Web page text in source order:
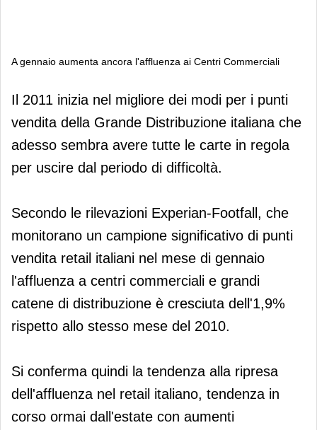
A gennaio aumenta ancora l'affluenza ai Centri Commerciali
A gennaio aumenta ancora l'affluenza
ai Centri Commerciali
Il 2011 inizia nel migliore dei modi per i punti
vendita della Grande Distribuzione italiana che
adesso sembra avere tutte le carte in regola
per uscire dal periodo di difficoltà.
Secondo le rilevazioni Experian-Footfall, che
monitorano un campione significativo di punti
vendita retail italiani nel mese di gennaio
l'affluenza a centri commerciali e grandi
catene di distribuzione è cresciuta dell'1,9%
rispetto allo stesso mese del 2010.
Si conferma quindi la tendenza alla ripresa
dell'affluenza nel retail italiano, tendenza in
corso ormai dall'estate con aumenti